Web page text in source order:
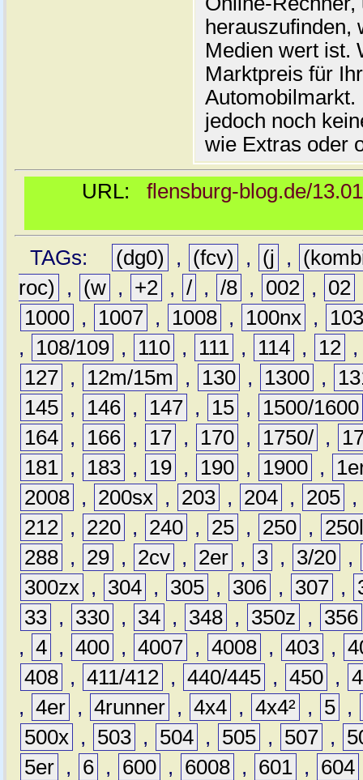
herauszufinden,
Medien wert ist.
Marktpreis für
jedoch noch
wie Extras oder
URL: flensburg-blog.de/
TAGs: (dg0) , (fcv) , (j ,
roc)
, (w , +2 , / , /8 , 002 , 02
1000 , 1007 , 1008 , 100nx ,
,
108/109 , 110 , 111 , 114 , 12
127 , 12m/15m , 130 , 1300 ,
145 , 146 , 147 , 15 ,
1500/1600
164 , 166 , 17 , 170 , 1750/ ,
181 , 183 , 19 , 190 , 1900 ,
2008 , 200sx , 203 , 204 , 205 ,
212 , 220 , 240 , 25 , 250 ,
288 , 29 , 2cv , 2er , 3 , 3/20 ,
300zx , 304 , 305 , 306 , 307 ,
33 , 330 , 34 , 348 , 350z ,
356
, 4 , 400 , 4007 , 4008 , 403 ,
408 , 411/412 , 440/445 , 450 ,
, 4er , 4runner , 4x4 , 4x4² , 5 ,
500x , 503 , 504 , 505 , 507 ,
5er , 6 , 600 , 6008 , 601 , 604